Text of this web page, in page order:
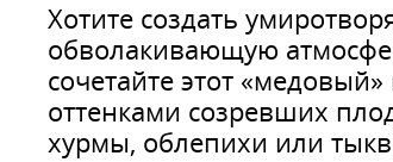
Хотите создать
обволакивающую
сочетайте этот «медовый»
оттенками созревших
хурмы, облепихи или